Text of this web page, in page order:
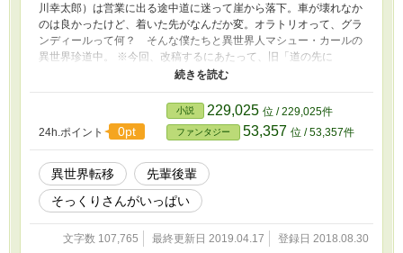
川幸太郎）は営業に出る途中道に迷って崖から落下。車が壊れなか
のは良かったけど、着いた先がなんだか変。オラトリオって、グラ
ンディールって何？ そんな僕たちと異世界人マシュー・カールの
異世界珍道中。 ※今回、改稿するにあたって、旧「道の先に
は……」に続編の「赤ちゃんパニック」を加え、恋愛オンリーの
「経験値ゼロ」を外してお届けします。
24h.ポイント 0pt
小説 229,025 位 / 229,025件
ファンタジー 53,357 位 / 53,357件
異世界転移
先輩後輩
そっくりさんがいっぱい
文字数 107,765 最終更新日 2019.04.17 登録日 2018.08.30